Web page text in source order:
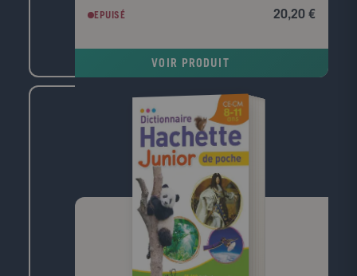
économiques et politiques supranationales. Nous
assistons à un changement d'échelle des problèmes
entièrement mis à jour, s'adresse aux étudiants en
de l'enseignement, aux élèves des classes
préparatoires ainsi qu'aux professeurs d'histoire-
EPUISÉ 20,20 €
VOIR PRODUIT